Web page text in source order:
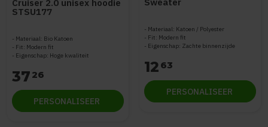
Cruiser 2.0 unisex hoodie
STSU177
Materiaal: Bio Katoen
Fit: Modern fit
Eigenschap: Hoge kwaliteit
37 26
PERSONALISEER
Materiaal: Katoen / Polyester
Fit: Modern fit
Eigenschap: Zachte binnenzijde
12 63
PERSONALISEER